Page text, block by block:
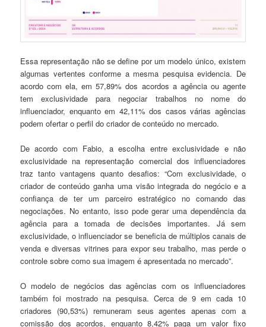
Essa representação não se define por um modelo único, existem
algumas vertentes conforme a mesma pesquisa evidencia. De
acordo com ela, em 57,89% dos acordos a agência ou agente
tem exclusividade para negociar trabalhos no nome do
influenciador, enquanto em 42,11% dos casos várias agências
podem ofertar o perfil do criador de conteúdo no mercado.
De acordo com Fabio, a escolha entre exclusividade e não
exclusividade na representação comercial dos influenciadores
traz tanto vantagens quanto desafios: “Com exclusividade, o
criador de conteúdo ganha uma visão integrada do negócio e a
confiança de ter um parceiro estratégico no comando das
negociações. No entanto, isso pode gerar uma dependência da
agência para a tomada de decisões importantes. Já sem
exclusividade, o influenciador se beneficia de múltiplos canais de
venda e diversas vitrines para expor seu trabalho, mas perde o
controle sobre como sua imagem é apresentada no mercado”.
O modelo de negócios das agências com os influenciadores
também foi mostrado na pesquisa. Cerca de 9 em cada 10
criadores (90,53%) remuneram seus agentes apenas com a
comissão dos acordos, enquanto 8,42% paga um valor fixo